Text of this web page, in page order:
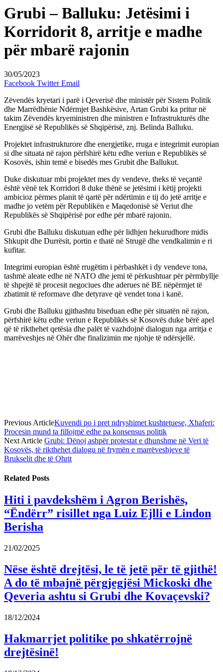
Grubi – Balluku: Jetësimi i
Korridorit 8, arritje e madhe
për mbarë rajonin
30/05/2023
Facebook Twitter Email
Zëvendës kryetari i parë i Qeverisë dhe ministër për Sistem Politik
dhe Marrëdhënie Ndërmjet Bashkësive, Artan Grubi ka pritur në
takim Zëvendës kryeministren dhe ministren e Infrastrukturës dhe
Energjisë së Republikës së Shqipërisë, znj. Belinda Balluku.
Projektet infrastrukturore dhe energjetike, rruga e integrimit europian
si dhe situata në rajon përfshirë këtu edhe veriun e Republikës së
Kosovës, ishin temë e bisedës mes Grubit dhe Ballukut.
Duke diskutuar mbi projektet mes dy vendeve, theks të veçantë
është vënë tek Korridori 8 duke thënë se jetësimi i këtij projekti
ambicioz përmes planit të qartë për ndërtimin e tij do jetë arritje e
madhe jo vetëm për Republikën e Maqedonisë së Veriut dhe
Republikës së Shqipërisë por edhe për mbarë rajonin.
Grubi dhe Balluku diskutuan edhe për lidhjen hekurudhore midis
Shkupit dhe Durrësit, portin e thatë në Strugë dhe vendkalimin e ri
kufitar.
Integrimi europian është rrugëtim i përbashkët i dy vendeve tona,
tashmë aleate edhe në NATO dhe jemi të përkushtuar për përmbyllje
të shpejtë të procesit negociues dhe aderues në BE nëpërmjet të
zbatimit të reformave dhe detyrave që vendet tona i kanë.
Grubi dhe Balluku gjithashtu biseduan edhe për situatën në rajon,
përfshirë këtu edhe veriun e Republikës së Kosovës duke bërë apel
që të rikthehet qetësia dhe palët të vazhdojnë dialogun nga arritja e
marrëveshjes në Ohër dhe finalizimin me njohje të ndërsjellë.
Previous ArticleKuvendi po i pret ndryshimet kushtetuese, Xhaferi:
Procesin mund ta fillojmë edhe pa konsensus politik
Next Article Grubi: Dënoj ashpër protestat e dhunshme në Veri të
Kosovës, të rikthehet dialogu në frymën e marrëveshjeve të
Brukselit dhe të Ohrit
Related Posts
Hiti i pavdekshëm i Agron Berishës,
“Ëndërr” risillet nga Luiz Ejlli e Lindon
Berisha
21/02/2025
Nëse është drejtësi, le të jetë për të gjithë!
A do të mbajnë përgjegjësi Mickoski dhe
Qeveria ashtu si Grubi dhe Kovaçevski?
18/12/2024
Hakmarrjet politike po shkatërrojnë
drejtësinë!